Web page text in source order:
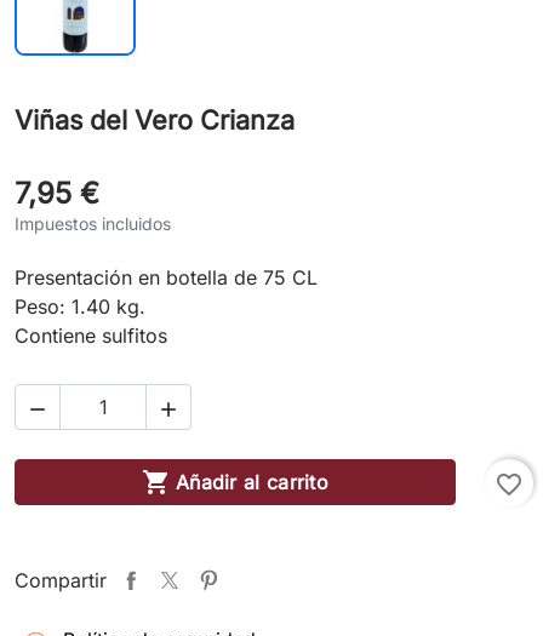
Viñas del Vero Crianza
7,95 €
Impuestos incluidos
Presentación en botella de 75 CL
Peso: 1.40 kg.
Contiene sulfitos
 
 Añadir al carrito favorite_border
Compartir